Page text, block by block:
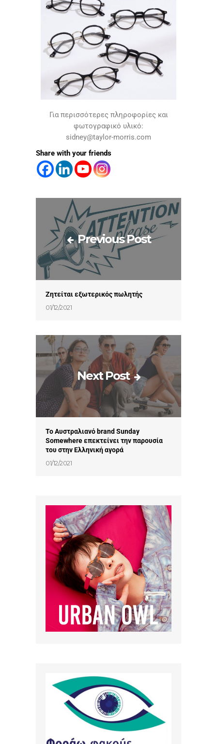
Για περισσότερες πληροφορίες και
φωτογραφικό υλικό:
sidney@taylor-morris.com
Share with your friends
Previous Post
Ζητείται εξωτερικός πωλητής
01/12/2021
Next Post
Το Αυστραλιανό brand Sunday
Somewhere επεκτείνει την παρουσία
του στην Ελληνική αγορά
01/12/2021